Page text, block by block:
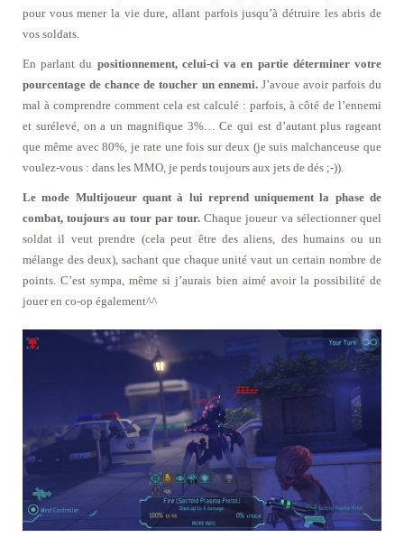
pour vous mener la vie dure, allant parfois jusqu’à détruire les abris de
vos soldats.
En parlant du positionnement, celui-ci va en partie déterminer votre
pourcentage de chance de toucher un ennemi.J’avoue avoir parfois du
mal à comprendre comment cela est calculé : parfois, à côté de l’ennemi
et surélevé, on a un magnifique 3%… Ce qui est d’autant plus rageant
que même avec 80%, je rate une fois sur deux (je suis malchanceuse que
voulez-vous : dans les MMO, je perds toujours aux jets de dés ;-)).
Le mode Multijoueur quant à lui reprend uniquement la phase de
combat, toujours au tour par tour. Chaque joueur va sélectionner quel
soldat il veut prendre (cela peut être des aliens, des humains ou un
mélange des deux), sachant que chaque unité vaut un certain nombre de
points. C’est sympa, même si j’aurais bien aimé avoir la possibilité de
jouer en co-op également^^